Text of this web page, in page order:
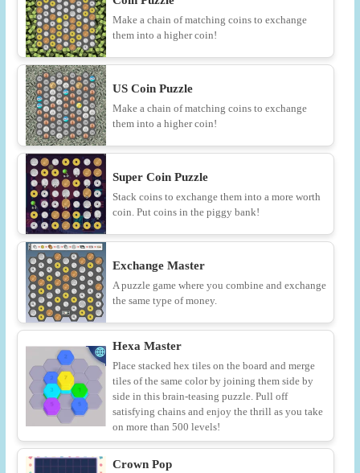
Make a chain of matching coins to exchange
them into a higher coin!
US Coin Puzzle
Make a chain of matching coins to exchange
them into a higher coin!
Super Coin Puzzle
Stack coins to exchange them into a more worth
coin. Put coins in the piggy bank!
Exchange Master
A puzzle game where you combine and exchange
the same type of money.
Hexa Master
Place stacked hex tiles on the board and merge
tiles of the same color by joining them side by
side in this brain-teasing puzzle. Pull off
satisfying chains and enjoy the thrill as you take
on more than 500 levels!
Crown Pop